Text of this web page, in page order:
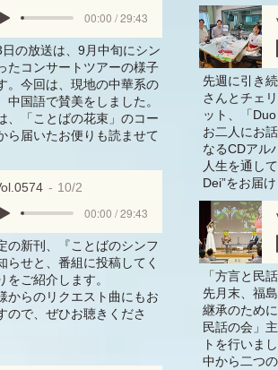
00:00 / 29:43
の放送は、9月中旬にシン
たコンサートツアーの様子
。今回は、現地の中華系の
中国語で賛美をしました。
、「ことばの花束」のコー
ら届いたお便りも読ませて
10/2
00:00 / 29:43
の新刊、『ことばのシンフ
らせと、番組に投稿してく
をご紹介します。
からのリクエスト曲にもお
ので、ぜひお聴きくださ
先週に引き
さんとチェ
ット、「
お二人にお
なるCDアル
人生を通し
Dei”をお届け
「方言と民
先月末、福
継承のため
民話の会」
トを行いま
中から二つ